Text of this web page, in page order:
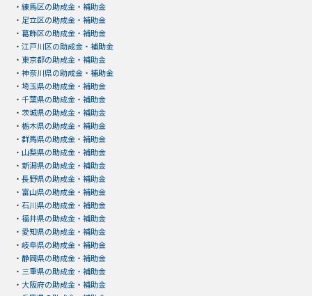
・ 練馬区の助成金・補助金
・ 足立区の助成金・補助金
・ 葛飾区の助成金・補助金
・ 江戸川区の助成金・補助金
・ 東京都の助成金・補助金
・ 神奈川県の助成金・補助金
・ 埼玉県の助成金・補助金
・ 千葉県の助成金・補助金
・ 茨城県の助成金・補助金
・ 栃木県の助成金・補助金
・ 群馬県の助成金・補助金
・ 山梨県の助成金・補助金
・ 新潟県の助成金・補助金
・ 長野県の助成金・補助金
・ 富山県の助成金・補助金
・ 石川県の助成金・補助金
・ 福井県の助成金・補助金
・ 愛知県の助成金・補助金
・ 岐阜県の助成金・補助金
・ 静岡県の助成金・補助金
・ 三重県の助成金・補助金
・ 大阪府の助成金・補助金